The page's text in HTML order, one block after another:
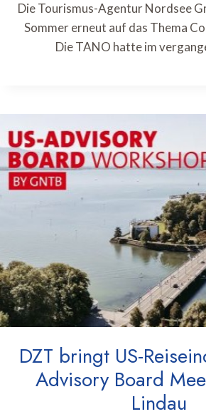
Die Tourismus-Agentur Nordsee
Sommer erneut auf das Thema
Die TANO hatte im
DZT bringt US-
Advisory Board
Lindau